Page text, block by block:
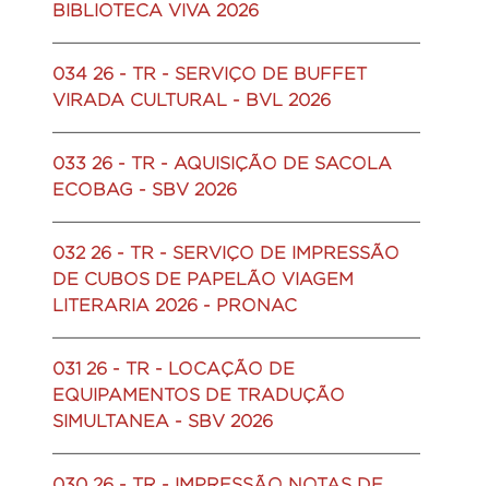
BIBLIOTECA VIVA 2026
034 26 - TR - SERVIÇO DE BUFFET
VIRADA CULTURAL - BVL 2026
033 26 - TR - AQUISIÇÃO DE SACOLA
ECOBAG - SBV 2026
032 26 - TR - SERVIÇO DE IMPRESSÃO
DE CUBOS DE PAPELÃO VIAGEM
LITERARIA 2026 - PRONAC
031 26 - TR - LOCAÇÃO DE
EQUIPAMENTOS DE TRADUÇÃO
SIMULTANEA - SBV 2026